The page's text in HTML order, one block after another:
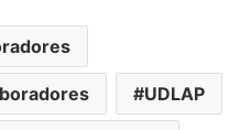
UDLAP